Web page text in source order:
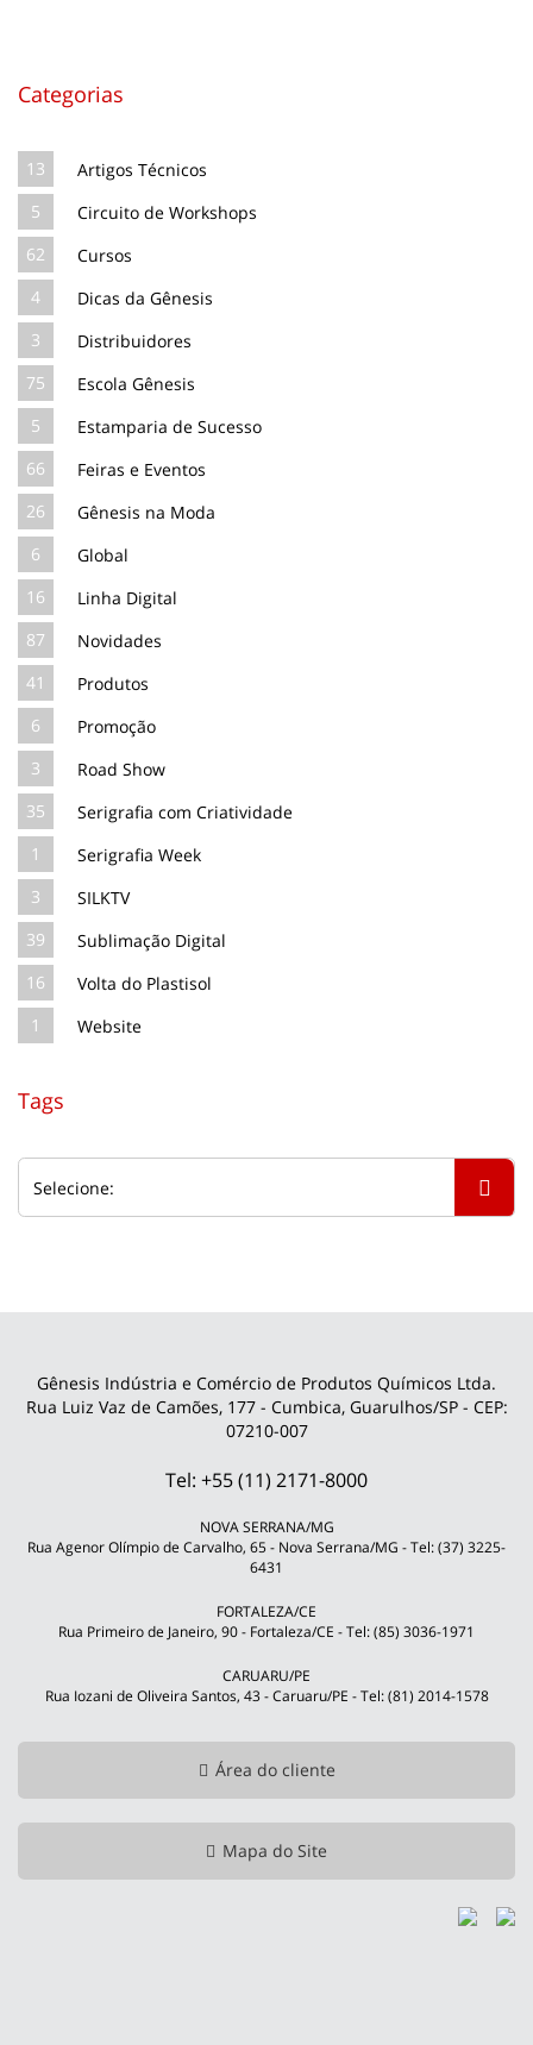
Categorias
13
Artigos Técnicos
5
Circuito de Workshops
62
Cursos
4
Dicas da Gênesis
3
Distribuidores
75
Escola Gênesis
5
Estamparia de Sucesso
66
Feiras e Eventos
26
Gênesis na Moda
6
Global
16
Linha Digital
87
Novidades
41
Produtos
6
Promoção
3
Road Show
35
Serigrafia com Criatividade
1
Serigrafia Week
3
SILKTV
39
Sublimação Digital
16
Volta do Plastisol
1
Website
Tags
Gênesis Indústria e Comércio de Produtos Químicos Ltda.
Rua Luiz Vaz de Camões, 177 - Cumbica, Guarulhos/SP - CEP:
07210-007
Tel: +55 (11) 2171-8000
NOVA SERRANA/MG
Rua Agenor Olímpio de Carvalho, 65 - Nova Serrana/MG - Tel: (37) 3225-
6431
FORTALEZA/CE
Rua Primeiro de Janeiro, 90 - Fortaleza/CE - Tel: (85) 3036-1971
CARUARU/PE
Rua Iozani de Oliveira Santos, 43 - Caruaru/PE - Tel: (81) 2014-1578
Área do cliente
Mapa do Site